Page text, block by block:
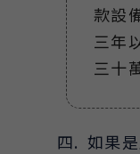
款設
三年
三十
如果